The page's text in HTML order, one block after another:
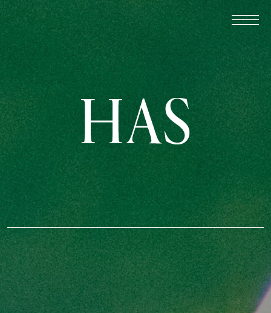
Warning
: Undefined property: WP_Post_Type::$taxonomy in
/home/studiohas/has-mag.jp/public_html/wp-
content/themes/HAS_Magazine_2025_1211/template/archive/
music.php
on line 62